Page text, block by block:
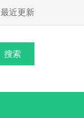
最近更新